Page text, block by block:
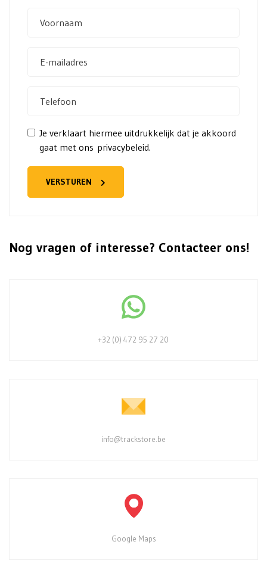
Je verklaart hiermee uitdrukkelijk dat je akkoord
gaat met ons privacybeleid.
VERSTUREN
Nog vragen of interesse? Contacteer ons!
+32 (0) 472 95 27 20
info@trackstore.be
Google Maps